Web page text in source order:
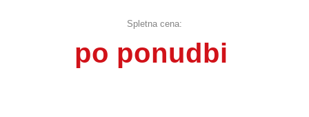
Spletna cena:
po ponudbi